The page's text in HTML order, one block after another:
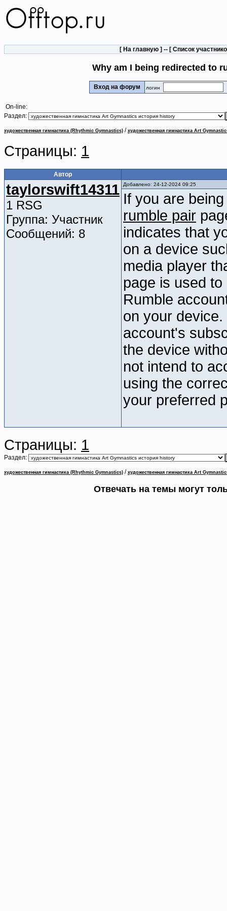
[ На главную ] -- [ Список
Why am I being redirected to
Вход на форум логин
On-line:
Раздел:
художественная гимнастика (Rhythmic Gymnastics) / художественная гимнастика Art
Страницы: 1
Автор
taylorswift14311
1 RSG
Группа: Участник
Сообщений: 8
Добавлено: 24-12-2024 09:25
If you are
rumble pair
indicates that
on a device
media player
page is used
Rumble
on your
account's
the device
not intend to
using the
your preferred
Страницы: 1
Раздел:
художественная гимнастика (Rhythmic Gymnastics) / художественная гимнастика Art
Отвечать на темы могут